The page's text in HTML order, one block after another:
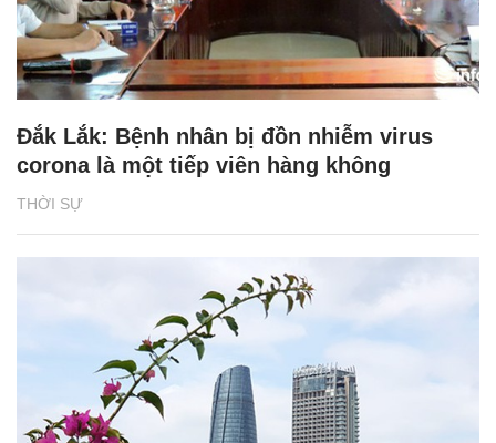
THỜI SỰ
Đắk Lắk: Bệnh nhân bị đồn nhiễm virus
corona là một tiếp viên hàng không